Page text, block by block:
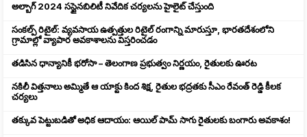
అల్బాగ్ 2024 సస్టైనబిలిటీ నివేదిక చర్యలను హైలైట్ చేస్తుంది
సంకల్ప్ రిటైల్: వ్యవసాయ ఉత్పత్తుల రిటైల్ రంగాన్ని మారుస్తూ, భారతదేశంలోని
గ్రామాల్లో వ్యాపార అవకాశాలను విస్తరించడం
తడిసిన ధాన్యానికీ భరోసా – తెలంగాణ ప్రభుత్వం నిర్ణయం, రైతులకు ఊరట
నకిలీ విత్తనాలు అమ్మితే ఆ యాక్టు కింద శిక్ష, రైతుల భద్రతకు సీఎం రేవంత్ రెడ్డి కీలక
చర్యలు
తక్కువ పెట్టుబడితో అధిక ఆదాయం: ఆయిల్ పామ్ సాగు రైతులకు బంగారు అవకాశం!